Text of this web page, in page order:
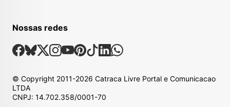
Nossas redes
Nossas Redes Sociais
Facebook
Bsky
X Instagram
Youtube
Pinterest
TiktokLinkedin
Whatsapp
© Copyright 2011-2026 Catraca Livre Portal e Comunicacao
LTDA
CNPJ: 14.702.358/0001-70